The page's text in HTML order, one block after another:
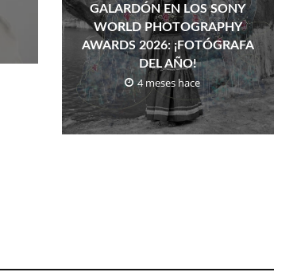
GALARDÓN EN LOS SONY
WORLD PHOTOGRAPHY
AWARDS 2026: ¡FOTÓGRAFA
DEL AÑO!
4 meses hace